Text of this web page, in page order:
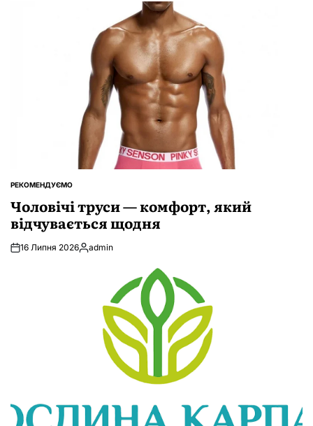
ОПУБЛІКУВАТИ
РЕКОМЕНДУЄМО
Чоловічі труси — комфорт, який
відчувається щодня
16 Липня 2026Опубліковано
admin